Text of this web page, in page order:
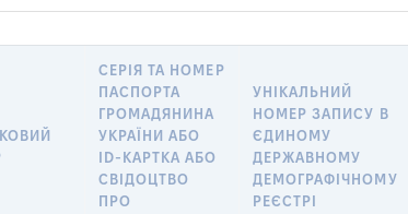
СЕРІЯ ТА НОМЕР
ПАСПОРТА
ГРОМАДЯНИНА
УКРАЇНИ АБО
ID-КАРТКА АБО
СВІДОЦТВО
ПРО
УНІКАЛЬНИЙ
НОМЕР ЗАПИСУ В
ЄДИНОМУ
ДЕРЖАВНОМУ
ДЕМОГРАФІЧНОМУ
РЕЄСТРІ